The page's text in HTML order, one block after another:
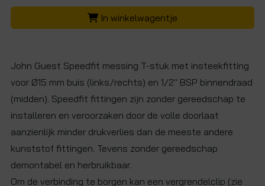
In winkelwagentje
John Guest Speedfit messing T-stuk met insteekfitting
voor Ø15 mm buis (links/rechts) en 1/2" BSP binnendraad
(midden). Speedfit fittingen zijn zonder gereedschap te
installeren en veroorzaken door de volle doorlaat
aanzienlijk minder drukverlies dan de meeste andere
kunststof fittingen. Tevens zonder gereedschap
demontabel en herbruikbaar.
Om de verbinding te borgen kan een vergrendelclip (zie